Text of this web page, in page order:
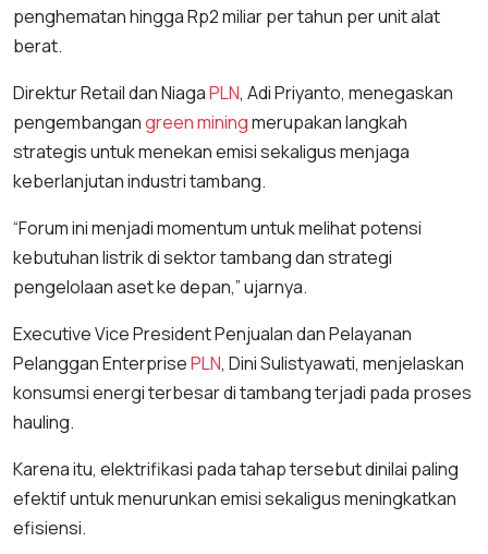
penghematan hingga Rp2 miliar per tahun per unit alat
berat.
Direktur Retail dan NiagaPLN, Adi Priyanto, menegaskan
pengembangangreen miningmerupakan langkah
strategis untuk menekan emisi sekaligus menjaga
keberlanjutan industri tambang.
“Forum ini menjadi momentum untuk melihat potensi
kebutuhan listrik di sektor tambang dan strategi
pengelolaan aset ke depan,” ujarnya.
Executive Vice President Penjualan dan Pelayanan
Pelanggan EnterprisePLN, Dini Sulistyawati, menjelaskan
konsumsi energi terbesar di tambang terjadi pada proses
hauling.
Karena itu, elektrifikasi pada tahap tersebut dinilai paling
efektif untuk menurunkan emisi sekaligus meningkatkan
efisiensi.